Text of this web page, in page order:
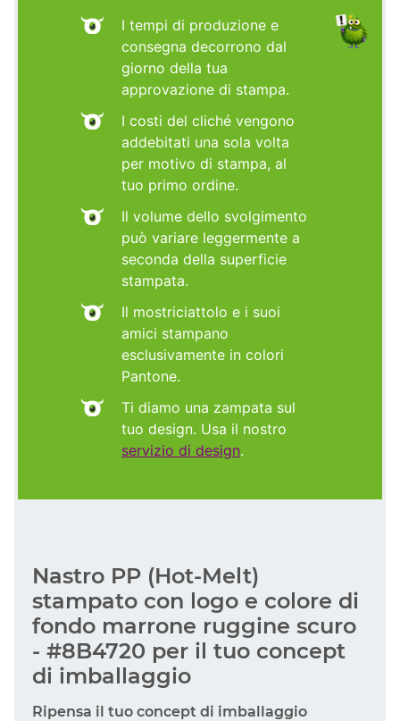
I tempi di produzione e
consegna decorrono dal
giorno della tua
approvazione di stampa.
I costi del cliché vengono
addebitati una sola volta
per motivo di stampa, al
tuo primo ordine.
Il volume dello svolgimento
può variare leggermente a
seconda della superficie
stampata.
Il mostriciattolo e i suoi
amici stampano
esclusivamente in colori
Pantone.
Ti diamo una zampata sul
tuo design. Usa il nostro
servizio di design.
Nastro PP (Hot-Melt)
stampato con logo e colore di
fondo marrone ruggine scuro
- #8B4720 per il tuo concept
di imballaggio
Ripensa il tuo concept di imballaggio